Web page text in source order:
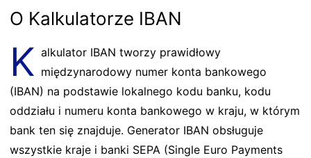
O Kalkulatorze IBAN
K alkulator IBAN tworzy prawidłowy
międzynarodowy numer konta bankowego
(IBAN) na podstawie lokalnego kodu banku, kodu
oddziału i numeru konta bankowego w kraju, w którym
bank ten się znajduje. Generator IBAN obsługuje
wszystkie kraje i banki SEPA (Single Euro Payments